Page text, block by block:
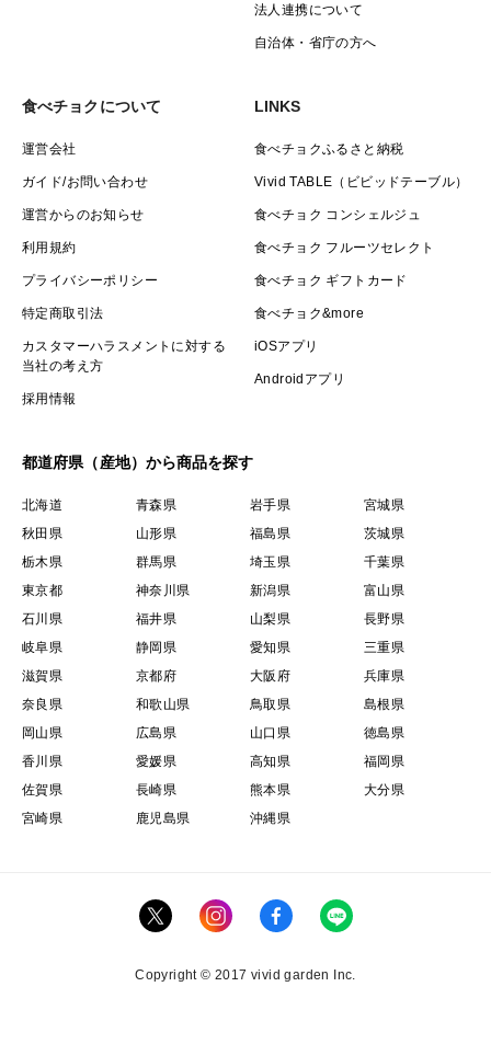
法人連携について
自治体・省庁の方へ
食べチョクについて
運営会社
ガイド/お問い合わせ
運営からのお知らせ
利用規約
プライバシーポリシー
特定商取引法
カスタマーハラスメントに対する
当社の考え方
採用情報
LINKS
食べチョクふるさと納税
Vivid TABLE（ビビッドテーブル）
食べチョク コンシェルジュ
食べチョク フルーツセレクト
食べチョク ギフトカード
食べチョク&more
iOSアプリ
Androidアプリ
都道府県（産地）から商品を探す
北海道 青森県 岩手県
宮城県
秋田県
山形県 福島県
茨城県
栃木県
群馬県 埼玉県
千葉県
東京都
神奈川県 新潟県
富山県
石川県
福井県 山梨県
長野県
岐阜県
静岡県 愛知県
三重県
滋賀県
京都府 大阪府
兵庫県
奈良県
和歌山県 鳥取県
島根県
岡山県
広島県 山口県
徳島県
香川県
愛媛県 高知県
福岡県
佐賀県
長崎県 熊本県
大分県
宮崎県
鹿児島県 沖縄県
Copyright © 2017 vivid garden Inc.